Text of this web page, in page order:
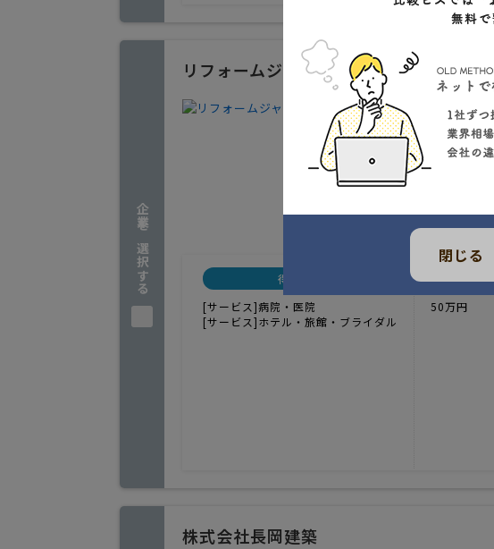
企業を選択する
リフォームジャパン
店舗設計・施工
人気 1 実績 1 価格
店舗設計・施工
新潟県見附市柳橋町295-5
得意分野
[サービス]病院・医院
[サービス]ホテル・旅館・ブライダル
平均坪単価
50万円
株式会社長岡建築
閉じる